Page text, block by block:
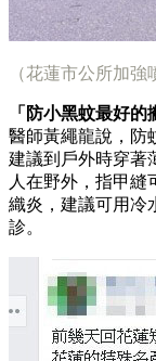
（花蓮市公所加
「防小黑蚊最好的
醫師黃繩龍說，防
建議到戶外時穿著
人在野外，指甲縫
織炎，建議可用冷
診。